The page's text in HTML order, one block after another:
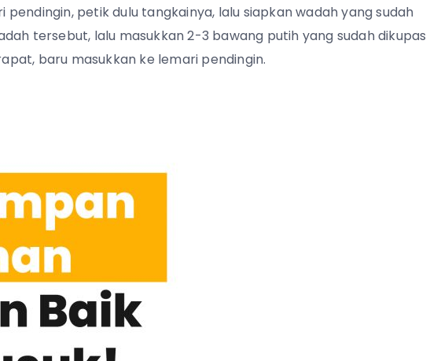
petik dulu tangkainya, lalu siapkan wadah yang sudah
tersebut, lalu masukkan 2-3 bawang putih yang sudah dikupas
baru masukkan ke lemari pendingin.